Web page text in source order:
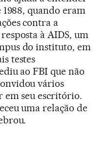
quando eram
contra a
à AIDS, um
do instituto, em
testes
ao FBI que não
vários
em seu escritório.
uma relação de